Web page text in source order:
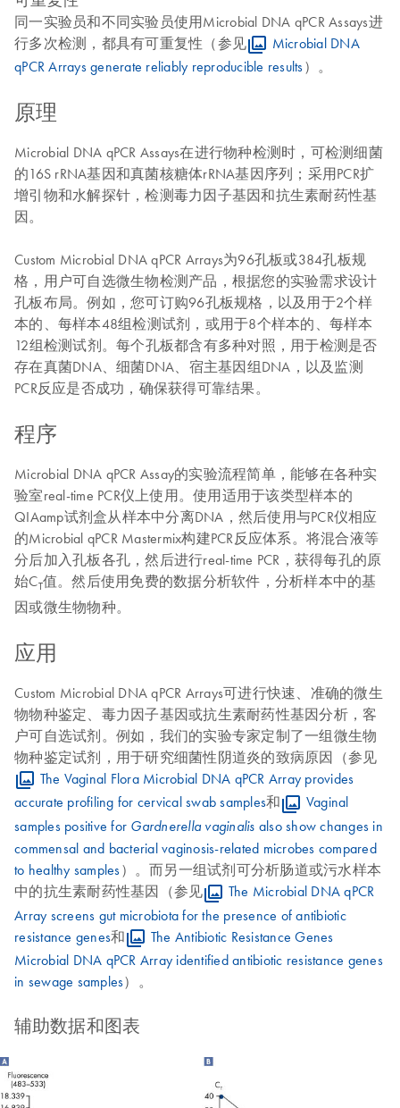
同一实验员和不同实验员使用Microbial DNA qPCR Assays进
行多次检测，都具有可重复性（参见
Microbial DNA
qPCR Arrays generate reliably reproducible results）。
原理
Microbial DNA qPCR Assays在进行物种检测时，可检测细菌
的16S rRNA基因和真菌核糖体rRNA基因序列；采用PCR扩
增引物和水解探针，检测毒力因子基因和抗生素耐药性基
因。
Custom Microbial DNA qPCR Arrays为96孔板或384孔板规
格，用户可自选微生物检测产品，根据您的实验需求设计
孔板布局。例如，您可订购96孔板规格，以及用于2个样
本的、每样本48组检测试剂，或用于8个样本的、每样本
12组检测试剂。每个孔板都含有多种对照，用于检测是否
存在真菌DNA、细菌DNA、宿主基因组DNA，以及监测
PCR反应是否成功，确保获得可靠结果。
程序
Microbial DNA qPCR Assay的实验流程简单，能够在各种实
验室real-time PCR仪上使用。使用适用于该类型样本的
QIAamp试剂盒从样本中分离DNA，然后使用与PCR仪相应
的Microbial qPCR Mastermix构建PCR反应体系。将混合液等
分后加入孔板各孔，然后进行real-time PCR，获得每孔的原
始CT值。然后使用免费的数据分析软件，分析样本中的基
因或微生物物种。
应用
Custom Microbial DNA qPCR Arrays可进行快速、准确的微生
物物种鉴定、毒力因子基因或抗生素耐药性基因分析，客
户可自选试剂。例如，我们的实验专家定制了一组微生物
物种鉴定试剂，用于研究细菌性阴道炎的致病原因（参见
The Vaginal Flora Microbial DNA qPCR Array provides
accurate profiling for cervical swab samples和
Vaginal
samples positive for Gardnerella vaginalis also show changes in
commensal and bacterial vaginosis-related microbes compared
to healthy samples）。而另一组试剂可分析肠道或污水样本
中的抗生素耐药性基因（参见
The Microbial DNA qPCR
Array screens gut microbiota for the presence of antibiotic
resistance genes和
The Antibiotic Resistance Genes
Microbial DNA qPCR Array identified antibiotic resistance genes
in sewage samples）。
辅助数据和图表